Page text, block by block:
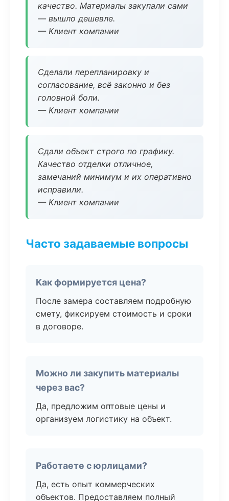
качество. Материалы закупали сами
— вышло дешевле.
— Клиент компании
Сделали перепланировку и
согласование, всё законно и без
головной боли.
— Клиент компании
Сдали объект строго по графику.
Качество отделки отличное,
замечаний минимум и их оперативно
исправили.
— Клиент компании
Часто задаваемые вопросы
Как формируется цена?
После замера составляем подробную
смету, фиксируем стоимость и сроки
в договоре.
Можно ли закупить материалы
через вас?
Да, предложим оптовые цены и
организуем логистику на объект.
Работаете с юрлицами?
Да, есть опыт коммерческих
объектов. Предоставляем полный